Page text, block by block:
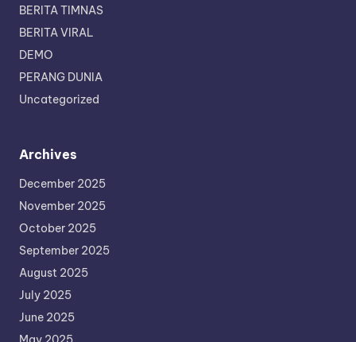
BERITA TIMNAS
BERITA VIRAL
DEMO
PERANG DUNIA
Uncategorized
Archives
December 2025
November 2025
October 2025
September 2025
August 2025
July 2025
June 2025